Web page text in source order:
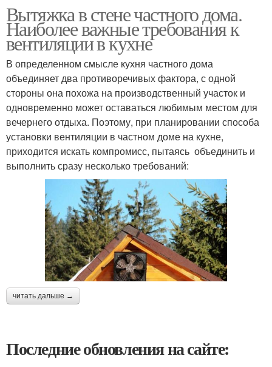
Вытяжка в стене частного дома.
Наиболее важные требования к
вентиляции в кухне
В определенном смысле кухня частного дома
объединяет два противоречивых фактора, с одной
стороны она похожа на производственный участок и
одновременно может оставаться любимым местом для
вечернего отдыха. Поэтому, при планировании способа
установки вентиляции в частном доме на кухне,
приходится искать компромисс, пытаясь объединить и
выполнить сразу несколько требований:
читать дальше →
Последние обновления на сайте: